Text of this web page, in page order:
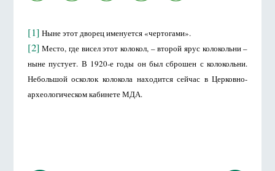
[1] Ныне этот дворец именуется «чертогами».
[2] Место, где висел этот колокол, – второй ярус колокольни –
ныне пустует. В 1920-е годы он был сброшен с колокольни.
Небольшой осколок колокола находится сейчас в Церковно-
археологическом кабинете МДА.